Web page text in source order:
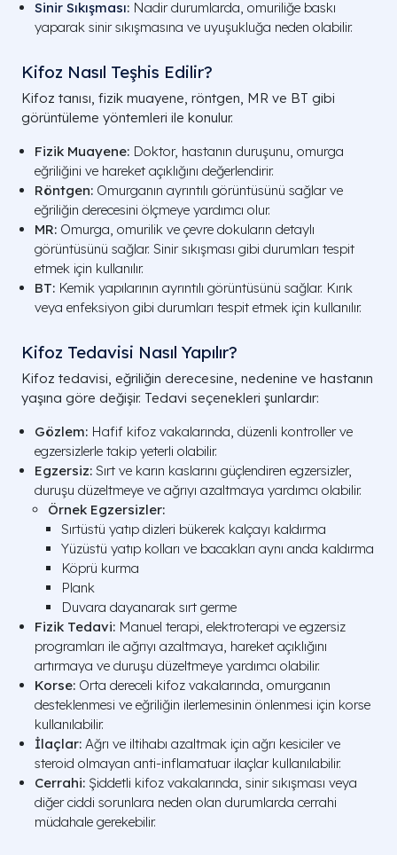
Sinir Sıkışması: Nadir durumlarda, omuriliğe baskı
yaparak sinir sıkışmasına ve uyuşukluğa neden olabilir.
Kifoz Nasıl Teşhis Edilir?
Kifoz tanısı, fizik muayene, röntgen, MR ve BT gibi
görüntüleme yöntemleri ile konulur.
Fizik Muayene: Doktor, hastanın duruşunu, omurga
eğriliğini ve hareket açıklığını değerlendirir.
Röntgen: Omurganın ayrıntılı görüntüsünü sağlar ve
eğriliğin derecesini ölçmeye yardımcı olur.
MR: Omurga, omurilik ve çevre dokuların detaylı
görüntüsünü sağlar. Sinir sıkışması gibi durumları tespit
etmek için kullanılır.
BT: Kemik yapılarının ayrıntılı görüntüsünü sağlar. Kırık
veya enfeksiyon gibi durumları tespit etmek için kullanılır.
Kifoz Tedavisi Nasıl Yapılır?
Kifoz tedavisi, eğriliğin derecesine, nedenine ve hastanın
yaşına göre değişir. Tedavi seçenekleri şunlardır:
Gözlem: Hafif kifoz vakalarında, düzenli kontroller ve
egzersizlerle takip yeterli olabilir.
Egzersiz: Sırt ve karın kaslarını güçlendiren egzersizler,
duruşu düzeltmeye ve ağrıyı azaltmaya yardımcı olabilir.
Örnek Egzersizler:
Sırtüstü yatıp dizleri bükerek kalçayı kaldırma
Yüzüstü yatıp kolları ve bacakları aynı anda kaldırma
Köprü kurma
Plank
Duvara dayanarak sırt germe
Fizik Tedavi: Manuel terapi, elektroterapi ve egzersiz
programları ile ağrıyı azaltmaya, hareket açıklığını
artırmaya ve duruşu düzeltmeye yardımcı olabilir.
Korse: Orta dereceli kifoz vakalarında, omurganın
desteklenmesi ve eğriliğin ilerlemesinin önlenmesi için korse
kullanılabilir.
İlaçlar: Ağrı ve iltihabı azaltmak için ağrı kesiciler ve
steroid olmayan anti-inflamatuar ilaçlar kullanılabilir.
Cerrahi: Şiddetli kifoz vakalarında, sinir sıkışması veya
diğer ciddi sorunlara neden olan durumlarda cerrahi
müdahale gerekebilir.